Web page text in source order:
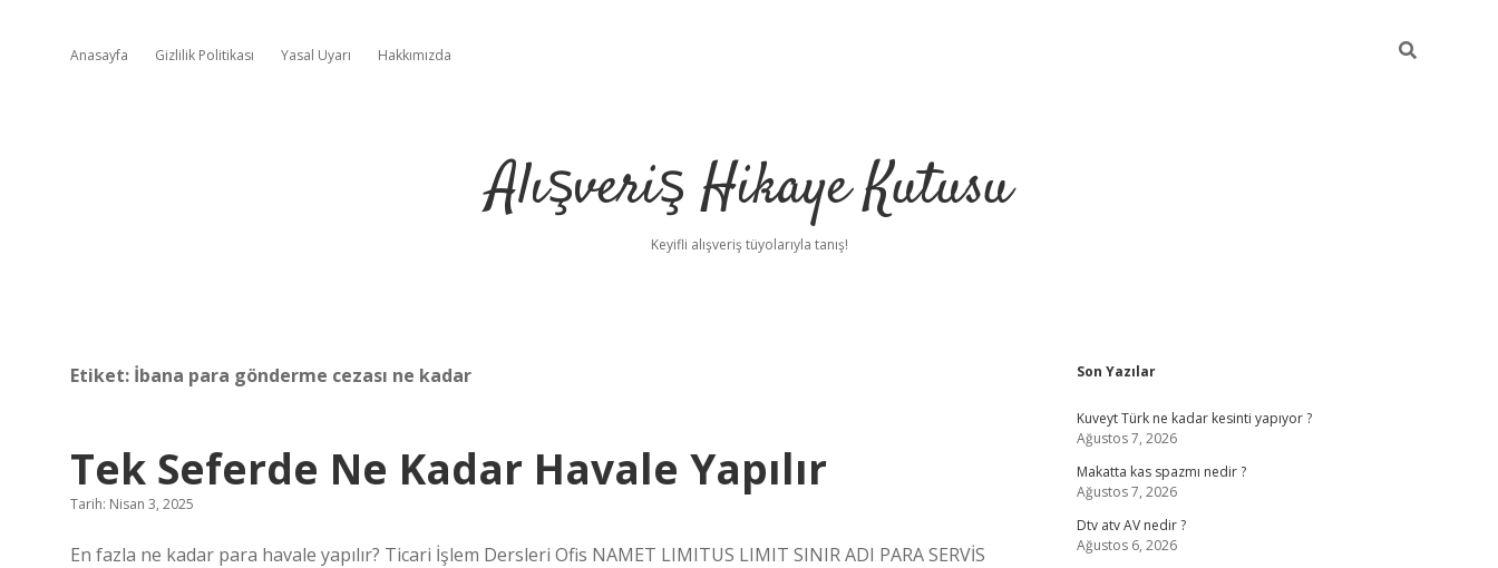
Anasayfa Gizlilik Politikası Yasal Uyarı Hakkımızda
Alışveriş Hikaye Kutusu
Keyifli alışveriş tüyolarıyla tanış!
Etiket: İbana para gönderme cezası ne kadar
Tek Seferde Ne Kadar Havale Yapılır
Tarih: Nisan 3, 2025
En fazla ne kadar para havale yapılır? Ticari İşlem Dersleri Ofis NAMET LIMITUS LIMIT SINIR ADI PARA SERVİS
Sidebar
Son Yazılar
Kuveyt Türk ne kadar kesinti yapıyor ?
Ağustos 7, 2026
Makatta kas spazmı nedir ?
Ağustos 7, 2026
Dtv atv AV nedir ?
Ağustos 6, 2026